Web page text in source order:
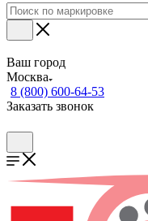
Ваш город
Москва
8 (800) 600-64-53
Заказать звонок